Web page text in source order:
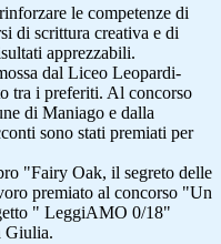
le competenze di
di scrittura creativa e di
apprezzabili.
dal Liceo Leopardi-
tra i preferiti. Al concorso
di Maniago e dalla
sono stati premiati per
"Fairy Oak, il segreto delle
premiato al concorso "Un
" LeggiAMO 0/18"
Giulia.